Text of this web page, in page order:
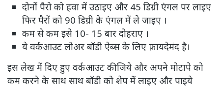
दोनों पैरो को हवा में उठाइए और 45 डिग्री एंगल पर लाइए
फिर पैरों को 90 डिग्री के एंगल में ले जाइए ।
कम से कम इसे 10- 15 बार दोहराए ।
ये वर्कआउट लोअर बॉडी ऐब्स के लिए फ़ायदेमंद है।
इस लेख में दिए हुए वर्कआउट कीजिये और अपने मोटापे को
कम करने के साथ साथ बॉडी को शेप में लाइए और पाइये